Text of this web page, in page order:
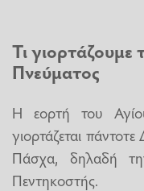
Τι
Πνεύματος
Η εορτή του
γιορτάζεται
Πάσχα, δηλαδή
Πεντηκοστής.